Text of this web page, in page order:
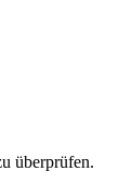
überprüfen.